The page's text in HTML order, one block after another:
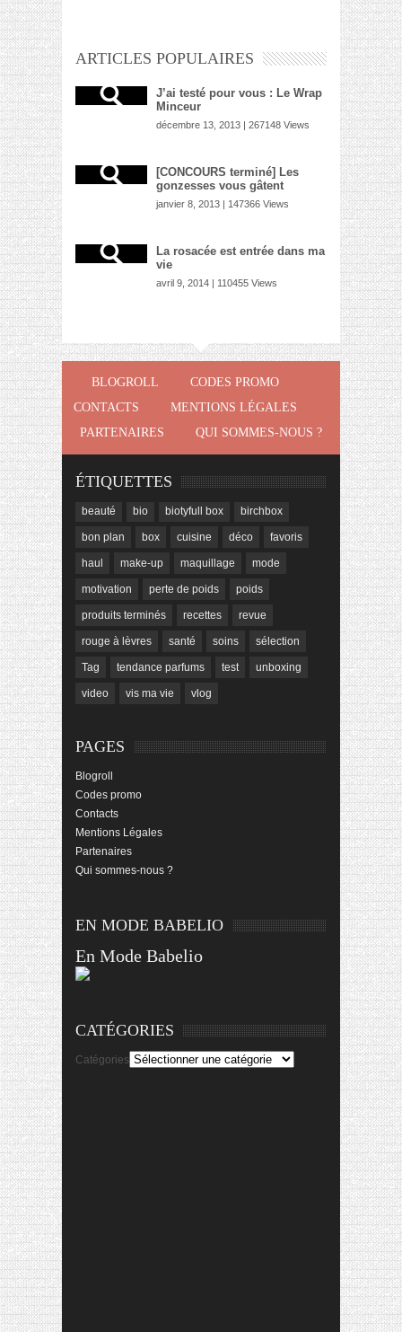
ARTICLES POPULAIRES
J’ai testé pour vous : Le Wrap
Minceur
décembre 13, 2013 | 267148 Views
[CONCOURS terminé] Les
gonzesses vous gâtent
janvier 8, 2013 | 147366 Views
La rosacée est entrée dans ma
vie
avril 9, 2014 | 110455 Views
BLOGROLL
CODES PROMO
CONTACTS
MENTIONS LÉGALES
PARTENAIRES
QUI SOMMES-NOUS ?
ÉTIQUETTES
beauté bio biotyfull box birchbox
bon plan box cuisine déco favoris
haul make-up maquillage mode
motivation perte de poids poids
produits terminés recettes revue
rouge à lèvres santé soins sélection
Tag tendance parfums test unboxing
video vis ma vie vlog
PAGES
Blogroll
Codes promo
Contacts
Mentions Légales
Partenaires
Qui sommes-nous ?
EN MODE BABELIO
En Mode Babelio
CATÉGORIES
Catégories